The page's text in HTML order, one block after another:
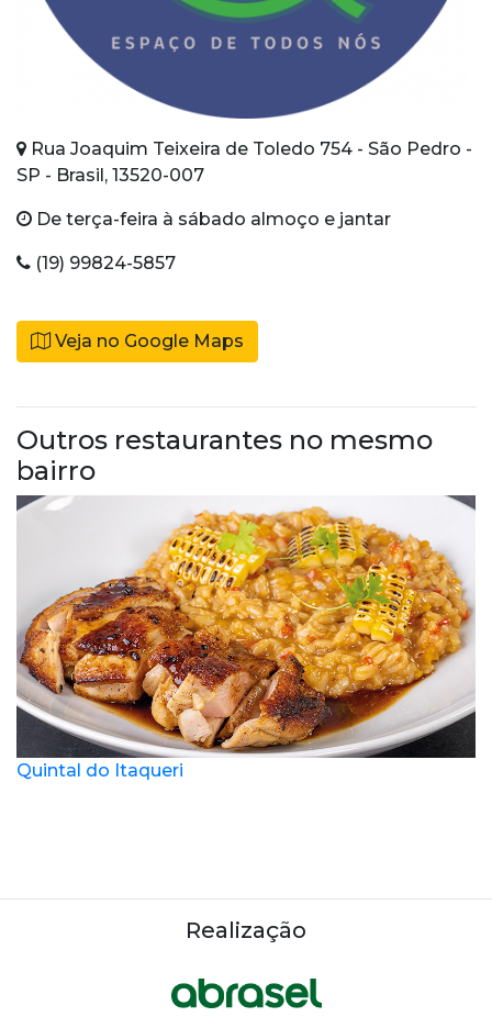
Rua Joaquim Teixeira de Toledo 754 - São Pedro -
SP - Brasil, 13520-007
De terça-feira à sábado almoço e jantar
(19) 99824-5857
Veja no Google Maps
Outros restaurantes no mesmo
bairro
Quintal do Itaqueri
Realização